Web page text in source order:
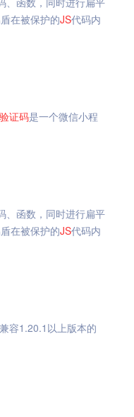
在被保护的JS代码内
验证码是一个微信小程
、函数，同时进行扁平
在被保护的JS代码内
容1.20.1以上版本的